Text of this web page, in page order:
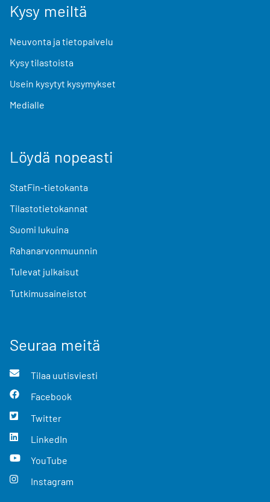
Kysy meiltä
Neuvonta ja tietopalvelu
Kysy tilastoista
Usein kysytyt kysymykset
Medialle
Löydä nopeasti
StatFin-tietokanta
Tilastotietokannat
Suomi lukuina
Rahanarvonmuunnin
Tulevat julkaisut
Tutkimusaineistot
Seuraa meitä
Tilaa uutisviesti
Facebook
Twitter
LinkedIn
YouTube
Instagram